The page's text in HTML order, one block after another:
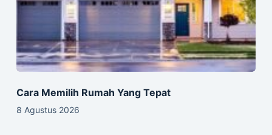
Cara Memilih Rumah Yang Tepat
8 Agustus 2026